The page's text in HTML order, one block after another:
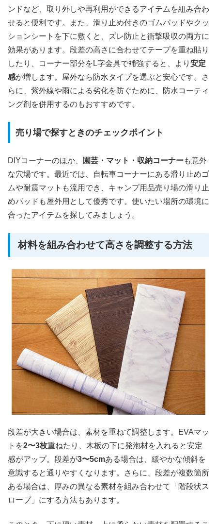
ンドなど、取り外しや再利用ができるアイテムを組み合わ
せると便利です。また、滑り止め付きのゴムパッドやクッ
ションシートを下に敷くと、ズレ防止と衝撃吸収の両方に
効果があります。段差の高さに合わせてテープを重ね貼り
したり、コーナー部分をL字金具で補強すると、より 安定
感が増します。屋外なら防水タイプを選ぶと安心です。さ
らに、紫外線や雨による劣化を防ぐために、防水コーティ
ング剤を併用するのもおすすめです。
売り場で探すときのチェックポイント
DIYコーナーのほか、 園芸・マット・収納コーナーも意外
な穴場です。最近では、自転車コーナーにある滑り止めゴ
ムや耐震マットも流用でき、キャンプ用品売り場の滑り止
めパッドも屋外用として優秀です。使いたい場所の環境に
合ったアイテムを探してみましょう。
材料を組み合わせて高さを調整する方法
段差が大きい場合は、素材を重ねて調整します。EVAマッ
トを2〜3枚重ねたり、木板の下に発泡材を入れると安定
感がアップ。段差が3〜5cmある場合は、緩やかな傾斜を
意識すると通りやすくなります。さらに、段差が複数箇所
ある場合は、厚みの異なる素材を組み合わせて「階段状ス
ロープ」にする方法もあります。